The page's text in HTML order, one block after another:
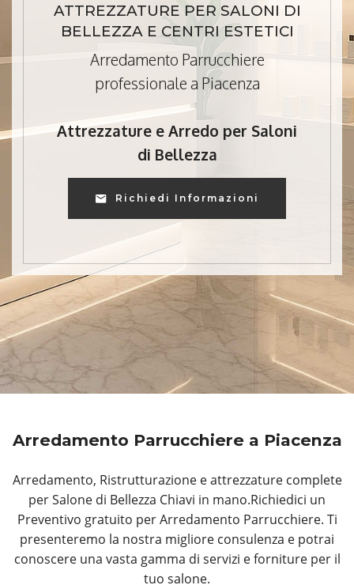
ATTREZZATURE PER SALONI DI
BELLEZZA E CENTRI ESTETICI
Arredamento Parrucchiere
professionale a Piacenza
Attrezzature e Arredo per Saloni
di Bellezza
Richiedi Informazioni
Arredamento Parrucchiere a Piacenza
Arredamento, Ristrutturazione e attrezzature complete
per Salone di Bellezza Chiavi in mano.Richiedici un
Preventivo gratuito per Arredamento Parrucchiere. Ti
presenteremo la nostra migliore consulenza e potrai
conoscere una vasta gamma di servizi e forniture per il
tuo salone.